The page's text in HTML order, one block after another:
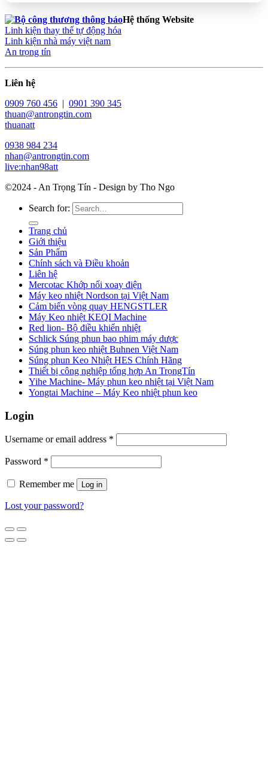
Hệ thống Website
Linh kiện thay thế tự động hóa
Linh kiện nhà máy việt nam
An trọng tín
Liên hệ
0909 760 456 | 0901 390 345
thuan@antrongtin.com
thuanatt
0938 984 234
nhan@antrongtin.com
live:nhan98att
©2024 - An Trọng Tín - Design by Tho Ngo
Search for:
Trang chủ
Giới thiệu
Sản Phẩm
Chính sách và Điều khoản
Liên hệ
Mercotac Khớp nối xoay điện
Máy keo nhiệt Nordson tại Việt Nam
Cảm biến vòng quay HENGSTLER
Máy Keo nhiệt KEQI Machine
Red lion- Bộ điều khiển nhiệt
Schlick Súng phun bao phim máy dược
Súng phun keo nhiệt Buhnen Việt Nam
Súng phun Keo Nhiệt HES Chính Hãng
Thiết bị công nghiệp tổng hợp An TrọngTín
Yihe Machine- Máy phun keo nhiệt tại Việt Nam
Yongtai Machine – Máy Keo nhiệt phun keo
Login
Username or email address *
Password *
Remember me Log in
Lost your password?